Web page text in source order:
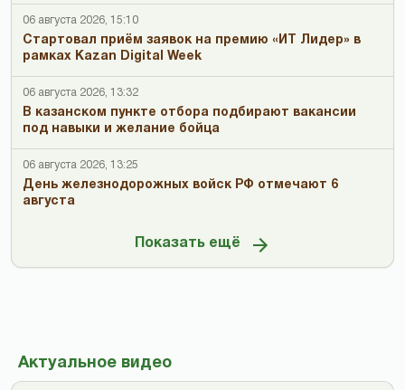
06 августа 2026, 15:10
Стартовал приём заявок на премию «ИТ Лидер» в
рамках Kazan Digital Week
06 августа 2026, 13:32
В казанском пункте отбора подбирают вакансии
под навыки и желание бойца
06 августа 2026, 13:25
День железнодорожных войск РФ отмечают 6
августа
Показать ещё
Актуальное видео